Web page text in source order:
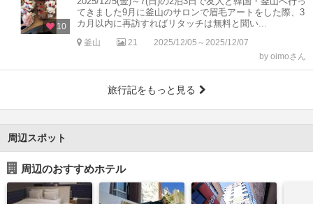
10
てきました9月に釜山のサロンで眉毛アートをした際、3
カ月以内に再訪すればリタッチは無料と聞い...
釜山 21
2025/12/05～2025/12/07
by oimoさん
旅行記をもっと見る
周辺スポット
周辺のおすすめホテル